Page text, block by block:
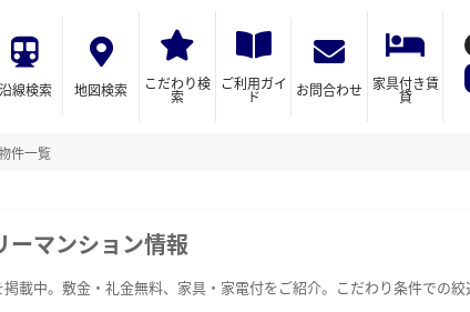
沿線検索 地図検索 こだわり検
索
ご利用ガイ
ド お問合わせ 家具付き賃
貸
件一覧
ーマンション情報
載中。敷金・礼金無料、家具・家電付をご紹介。こだわり条件での絞